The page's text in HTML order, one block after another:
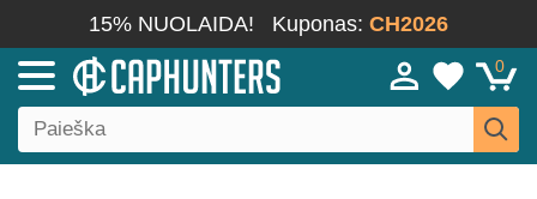
15% NUOLAIDA! Kuponas: CH2026
0